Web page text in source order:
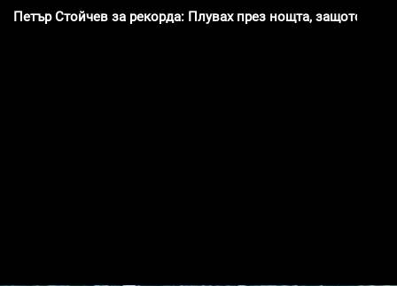
Петър Стойчев за рекорда: Плувах през нощта, защото